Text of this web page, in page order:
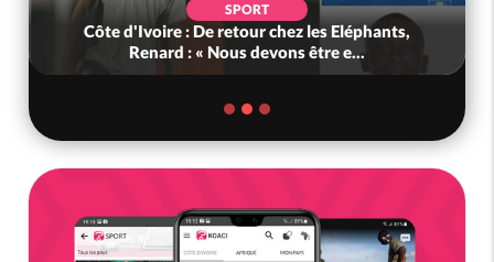
SPORT
Côte d'Ivoire : De retour chez les Eléphants,
Renard : « Nous devons être e...